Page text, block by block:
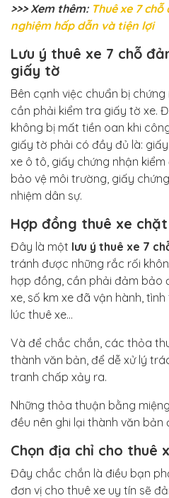
>>> Xem thêm: Thuê xe 7
nghiệm hấp dẫn và tiện lợi
Lưu ý thuê xe 7 chỗ
giấy tờ
Bên cạnh việc chuẩn bị
cần phải kiểm tra giấy tờ xe.
không bị mất tiền oan khi
giấy tờ phải có đầy đủ là:
xe ô tô, giấy chứng nhận
bảo vệ môi trường, giấy
nhiệm dân sự.
Hợp đồng thuê xe
Đây là một lưu ý thuê xe 7
tránh được những rắc rối
hợp đồng, cần phải đảm bảo
xe, số km xe đã vận hành,
lúc thuê xe…
Và để chắc chắn, các thỏa
thành văn bản, để dễ xử lý
tranh chấp xảy ra.
Những thỏa thuận bằng
đều nên ghi lại thành văn bản
Chọn địa chỉ cho thuê
Đây chắc chắn là điều bạn
đơn vị cho thuê xe uy tín sẽ